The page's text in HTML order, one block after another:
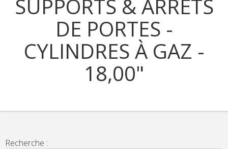
SUPPORTS & ARRÊTS
DE PORTES -
CYLINDRES À GAZ -
18,00"
Recherche :